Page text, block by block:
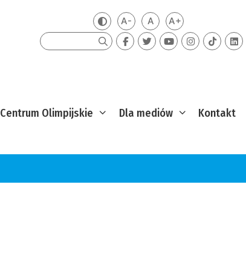
Zmień kontrast
A-Mniejsza czcionka
ADomyślna czcionka
A+Większa
Szukaj
Centrum Olimpijskie Dla mediów Kontakt